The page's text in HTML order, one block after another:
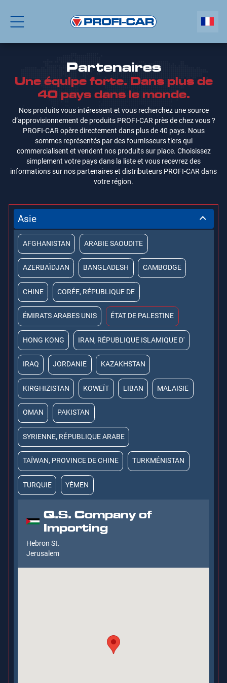
Partenaires
Une équipe forte. Dans plus de
40 pays dans le monde.
Nos produits vous intéressent et vous recherchez une source
d’approvisionnement de produits PROFI-CAR près de chez vous ?
PROFI-CAR opère directement dans plus de 40 pays. Nous
sommes représentés par des fournisseurs tiers qui
commercialisent et vendent nos produits sur place. Choisissez
simplement votre pays dans la liste et vous recevrez des
informations sur nos partenaires et distributeurs PROFI-CAR dans
votre région.
Asie
AFGHANISTAN ARABIE SAOUDITE
AZERBAÏDJAN BANGLADESH CAMBODGE
CHINE CORÉE, RÉPUBLIQUE DE
ÉMIRATS ARABES UNIS ÉTAT DE PALESTINE
HONG KONG IRAN, RÉPUBLIQUE ISLAMIQUE D'
IRAQ JORDANIE KAZAKHSTAN
KIRGHIZISTAN KOWEÏT LIBAN MALAISIE
OMAN PAKISTAN
SYRIENNE, RÉPUBLIQUE ARABE
TAÏWAN, PROVINCE DE CHINE TURKMÉNISTAN
TURQUIE YÉMEN
Q.S. Company of
Importing
Hebron St.
Jerusalem